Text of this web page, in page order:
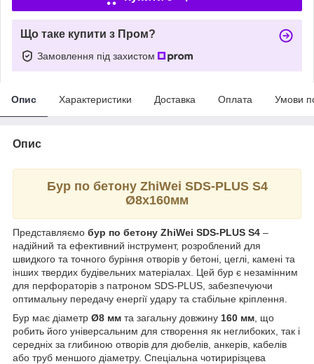
Що таке купити з Пром?
Замовлення під захистом
Опис Характеристики Доставка Оплата Умови
Опис
Бур по бетону ZhiWei SDS-PLUS S4
Ø8х160мм
Представляємо бур по бетону ZhiWei SDS-PLUS S4 –
надійний та ефективний інструмент, розроблений для
швидкого та точного буріння отворів у бетоні, цеглі, камені та
інших твердих будівельних матеріалах. Цей бур є незамінним
для перфораторів з патроном SDS-PLUS, забезпечуючи
оптимальну передачу енергії удару та стабільне кріплення.
Бур має діаметр Ø8 мм та загальну довжину 160 мм , що
робить його універсальним для створення як неглибоких, так і
середніх за глибиною отворів для дюбелів, анкерів, кабелів
або труб меншого діаметру. Спеціальна чотирирізцева